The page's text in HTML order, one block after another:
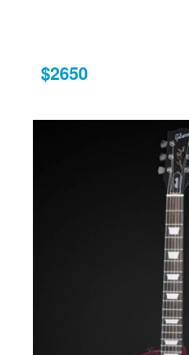
$2650